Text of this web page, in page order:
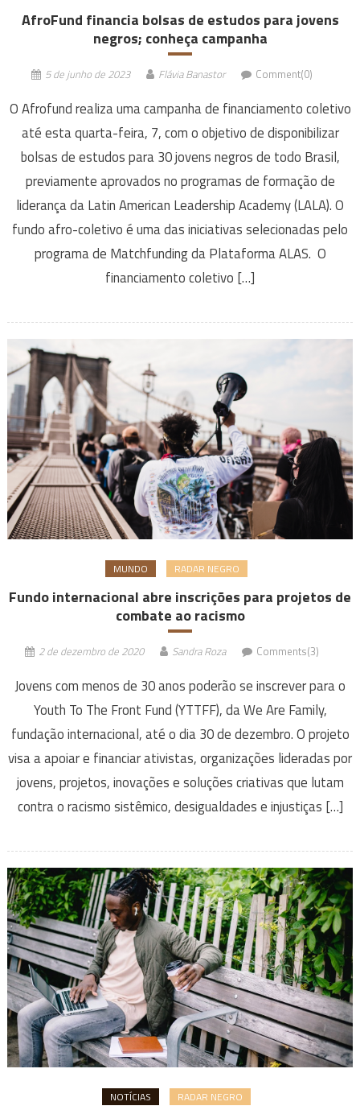
AfroFund financia bolsas de estudos para jovens
negros; conheça campanha
5 de junho de 2023 Flávia Banastor Comment(0)
O Afrofund realiza uma campanha de financiamento coletivo
até esta quarta-feira, 7, com o objetivo de disponibilizar
bolsas de estudos para 30 jovens negros de todo Brasil,
previamente aprovados no programas de formação de
liderança da Latin American Leadership Academy (LALA). O
fundo afro-coletivo é uma das iniciativas selecionadas pelo
programa de Matchfunding da Plataforma ALAS. O
financiamento coletivo […]
MUNDO RADAR NEGRO
Fundo internacional abre inscrições para projetos de
combate ao racismo
2 de dezembro de 2020 Sandra Roza Comments(3)
Jovens com menos de 30 anos poderão se inscrever para o
Youth To The Front Fund (YTTFF), da We Are Family,
fundação internacional, até o dia 30 de dezembro. O projeto
visa a apoiar e financiar ativistas, organizações lideradas por
jovens, projetos, inovações e soluções criativas que lutam
contra o racismo sistêmico, desigualdades e injustiças […]
NOTÍCIAS RADAR NEGRO